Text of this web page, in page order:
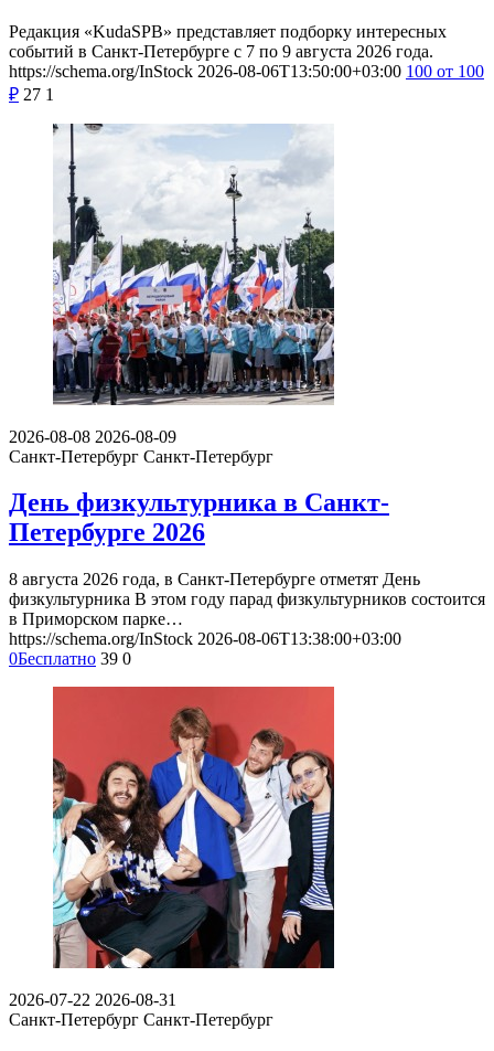
Редакция «KudaSPB» представляет подборку интересных
событий в Санкт-Петербурге с 7 по 9 августа 2026 года.
https://schema.org/InStock 2026-08-06T13:50:00+03:00 100 от 100
₽ 27 1
2026-08-08 2026-08-09
Санкт-Петербург Санкт-Петербург
День физкультурника в Санкт-
Петербурге 2026
8 августа 2026 года, в Санкт-Петербурге отметят День
физкультурника В этом году парад физкультурников состоится
в Приморском парке…
https://schema.org/InStock 2026-08-06T13:38:00+03:00
0Бесплатно 39 0
2026-07-22 2026-08-31
Санкт-Петербург Санкт-Петербург